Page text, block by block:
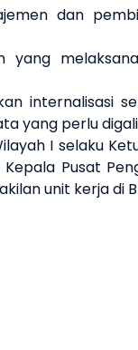
dan
internalisasi
yang perlu
I selaku
Pusat
unit kerja di